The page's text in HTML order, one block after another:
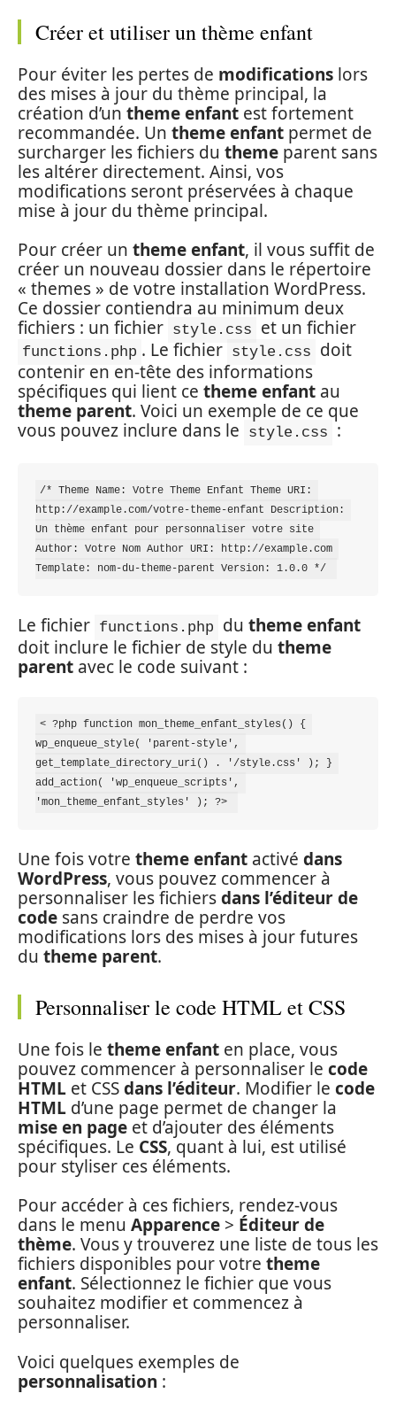
Créer et utiliser un thème enfant
Pour éviter les pertes de modifications lors
des mises à jour du thème principal, la
création d’un theme enfant est fortement
recommandée. Un theme enfant permet de
surcharger les fichiers du theme parent sans
les altérer directement. Ainsi, vos
modifications seront préservées à chaque
mise à jour du thème principal.
Pour créer un theme enfant, il vous suffit de
créer un nouveau dossier dans le répertoire
« themes » de votre installation WordPress.
Ce dossier contiendra au minimum deux
fichiers : un fichier style.css et un fichier
functions.php . Le fichier style.css
doit
contenir en en-tête des informations
spécifiques qui lient ce theme enfant au
theme parent. Voici un exemple de ce que
vous pouvez inclure dans le
style.css :
/* Theme Name: Votre Theme Enfant Theme URI:
http://example.com/votre-theme-enfant Description:
Un thème enfant pour personnaliser votre site
Author: Votre Nom Author URI: http://example.com
Template: nom-du-theme-parent Version: 1.0.0 */
Le fichier functions.php du theme enfant
doit inclure le fichier de style du theme
parent avec le code suivant :
< ?php function mon_theme_enfant_styles() {
wp_enqueue_style( 'parent-style',
get_template_directory_uri() . '/style.css' ); }
add_action( 'wp_enqueue_scripts',
'mon_theme_enfant_styles' ); ?>
Une fois votre theme enfant activé dans
WordPress, vous pouvez commencer à
personnaliser les fichiersdans l’éditeur de
code sans craindre de perdre vos
modifications lors des mises à jour futures
du theme parent.
Personnaliser le code HTML et CSS
Une fois le theme enfant en place, vous
pouvez commencer à personnaliser le code
HTML et CSSdans l’éditeur. Modifier le code
HTML d’une page permet de changer la
mise en page et d’ajouter des éléments
spécifiques. Le CSS, quant à lui, est utilisé
pour styliser ces éléments.
Pour accéder à ces fichiers, rendez-vous
dans le menu Apparence > Éditeur de
thème. Vous y trouverez une liste de tous les
fichiers disponibles pour votre theme
enfant. Sélectionnez le fichier que vous
souhaitez modifier et commencez à
personnaliser.
Voici quelques exemples de
personnalisation :